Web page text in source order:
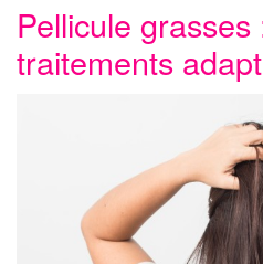
Pellicule
traitements